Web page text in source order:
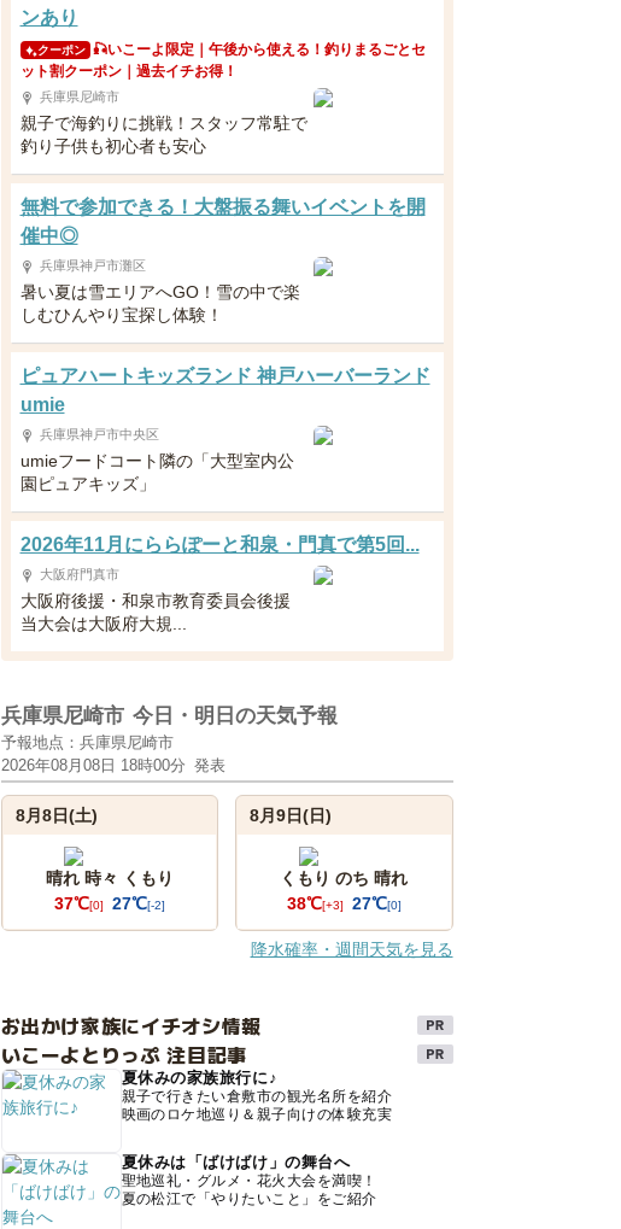
ンあり
クーポン 🎣いこーよ限定｜午後から使える！釣りまるごとセ
ット割クーポン｜過去イチお得！
兵庫県尼崎市
親子で海釣りに挑戦！スタッフ常駐で
釣り子供も初心者も安心
無料で参加できる！大盤振る舞いイベントを開
催中◎
兵庫県神戸市灘区
暑い夏は雪エリアへGO！雪の中で楽
しむひんやり宝探し体験！
ピュアハートキッズランド 神戸ハーバーランド
umie
兵庫県神戸市中央区
umieフードコート隣の「大型室内公
園ピュアキッズ」
2026年11月にららぽーと和泉・門真で第5回...
大阪府門真市
大阪府後援・和泉市教育委員会後援
当大会は大阪府大規...
兵庫県尼崎市 今日・明日の天気予報
予報地点：兵庫県尼崎市
2026年08月08日 18時00分 発表
8月8日(土)
晴れ 時々 くもり
37℃[0] 27℃[-2]
8月9日(日)
くもり のち 晴れ
38℃[+3] 27℃[0]
降水確率・週間天気を見る
お出かけ家族にイチオシ情報
いこーよとりっぷ 注目記事
夏休みの家族旅行に♪
親子で行きたい倉敷市の観光名所を紹介
映画のロケ地巡り＆親子向けの体験充実
夏休みは「ばけばけ」の舞台へ
聖地巡礼・グルメ・花火大会を満喫！
夏の松江で「やりたいこと」をご紹介